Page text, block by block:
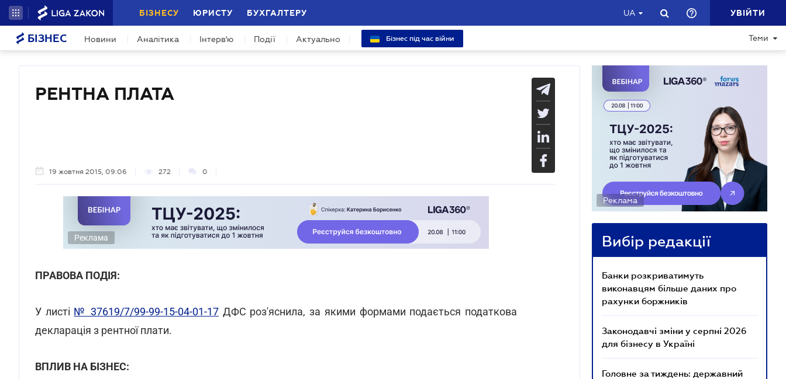
БІЗНЕСУ ЮРИСТУ БУХГАЛТЕРУ UA УВІЙТИ
БІЗНЕС Новини Аналітика Інтерв'ю Події Актуально Бізнес під час війни Теми
РЕНТНА ПЛАТА
19 жовтня 2015, 09:06 272 0
Реклама
ПРАВОВА ПОДІЯ:
У листі № 37619/7/99-99-15-04-01-17ДФС роз'яснила, за якими формами подається податкова
декларація з рентної плати.
ВПЛИВ НА БІЗНЕС:
Реклама
Вибір редакції
Банки розкриватимуть
виконавцям більше даних про
рахунки боржників
Законодавчі зміни у серпні 2026
для бізнесу в Україні
Головне за тиждень: державний